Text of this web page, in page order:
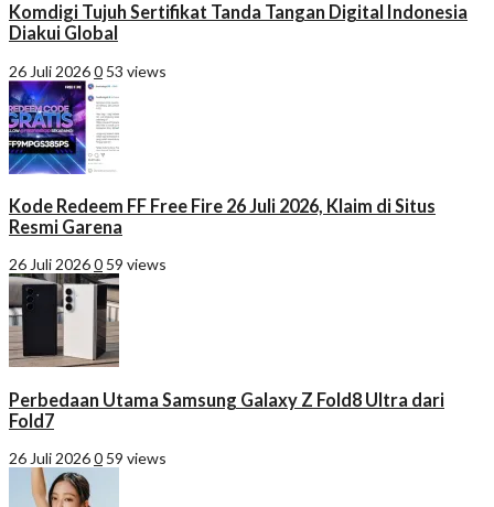
Komdigi Tujuh Sertifikat Tanda Tangan Digital Indonesia
Diakui Global
26 Juli 20260 53 views
Kode Redeem FF Free Fire 26 Juli 2026, Klaim di Situs
Resmi Garena
26 Juli 20260 59 views
Perbedaan Utama Samsung Galaxy Z Fold8 Ultra dari
Fold7
26 Juli 20260 59 views